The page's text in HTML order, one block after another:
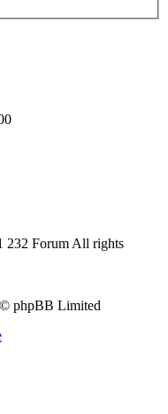
232 Forum All rights
phpBB Limited